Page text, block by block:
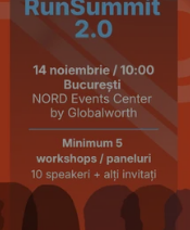
RunSummit 2.0
sâmbătă, 14 nov. 2026, 10:00